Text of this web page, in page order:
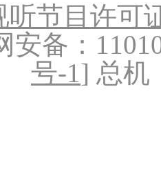
听节目许可
安备：
号-1] 总机